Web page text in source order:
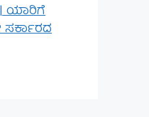
| ಯಾರಿಗೆ